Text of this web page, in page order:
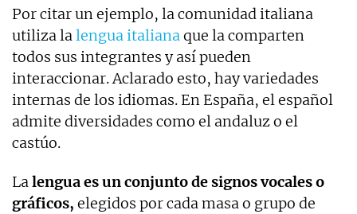
Por citar un ejemplo, la comunidad italiana
utiliza la lengua italiana que la comparten
todos sus integrantes y así pueden
interaccionar. Aclarado esto, hay variedades
internas de los idiomas. En España, el español
admite diversidades como el andaluz o el
castúo.
La lengua es un conjunto de signos vocales o
gráficos, elegidos por cada masa o grupo de